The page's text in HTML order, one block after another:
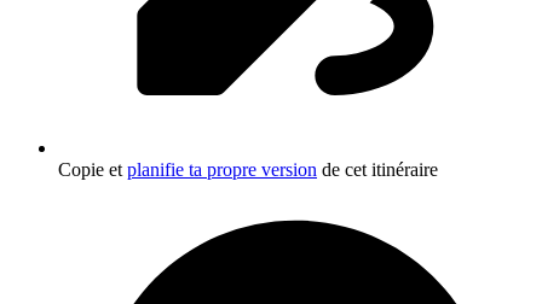
Copie et planifie ta propre version de cet itinéraire